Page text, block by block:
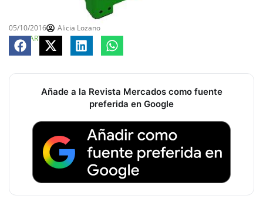
05/10/2016
Alicia Lozano
COMPARTE
Añade a la Revista Mercados como fuente
preferida en Google